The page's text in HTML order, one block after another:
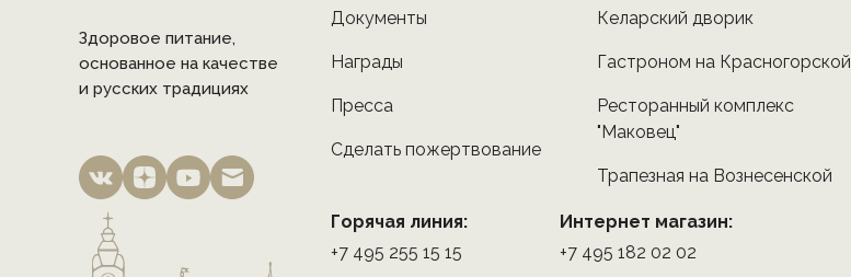
Здоровое питание,
основанное на качестве
и русских традициях
Документы
Награды
Пресса
Сделать пожертвование
Келарский дворик
Гастроном на Красногорской
Ресторанный комплекс
"Маковец"
Трапезная на Вознесенской
Горячая линия:
+7 495 255 15 15
Интернет магазин:
+7 495 182 02 02